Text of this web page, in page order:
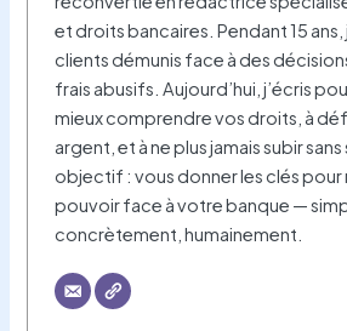
et droits bancaires. Pendant 15
clients démunis face à des
frais abusifs. Aujourd’hui, j’écris
mieux comprendre vos droits, à
argent, et à ne plus jamais subir
objectif : vous donner les clés pour
pouvoir face à votre banque —
concrètement, humainement.